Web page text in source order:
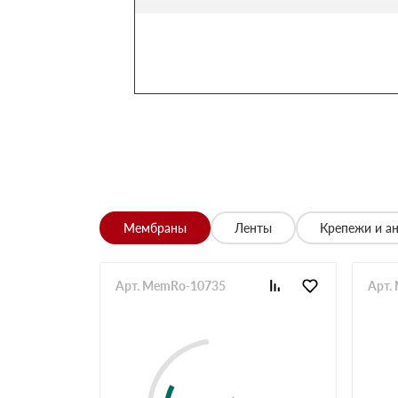
Заказывала утеплитель для перекрытий.
помог выбрать. Взяли оптимальный вариант
Обыскались определенный утеплитель
Николай
Начал сотрудничать недавно, нареканий
Брали утеплитель несколькими партиями, на
Заказывали с самовывозом, по качеству
складу, навигатор не туда завёл. Позвонили
ребята на месте помогли загрузить
Мембраны Ленты Крепежи и
Арт. MemRo-10735 Арт.